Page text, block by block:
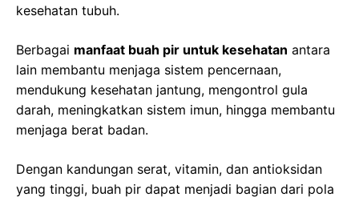
kesehatan tubuh.
Berbagai manfaat buah pir untuk kesehatan antara
lain membantu menjaga sistem pencernaan,
mendukung kesehatan jantung, mengontrol gula
darah, meningkatkan sistem imun, hingga membantu
menjaga berat badan.
Dengan kandungan serat, vitamin, dan antioksidan
yang tinggi, buah pir dapat menjadi bagian dari pola